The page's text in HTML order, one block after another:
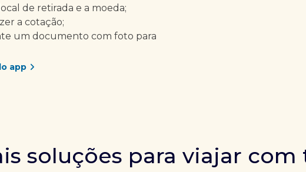
de retirada e a moeda;
a cotação;
um documento com foto para
app
soluções para viajar